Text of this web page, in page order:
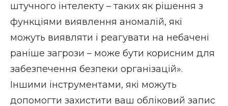
штучного інтелекту – таких як рішення з
функціями виявлення аномалій, які
можуть виявляти і реагувати на небачені
раніше загрози – може бути корисним для
забезпечення безпеки організацій».
Іншими інструментами, які можуть
допомогти захистити ваш обліковий запис